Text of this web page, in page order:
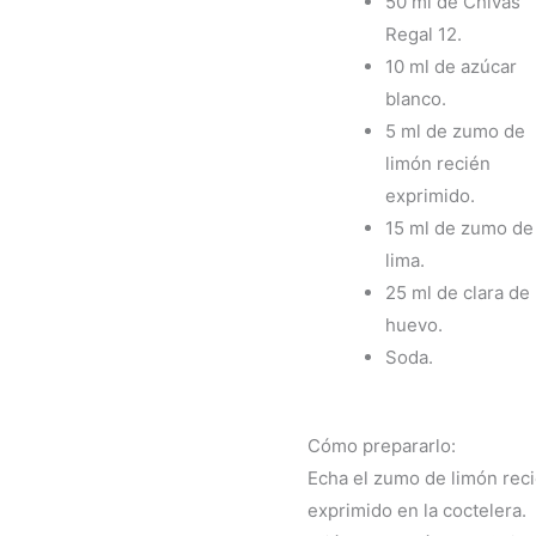
Regal 12.
10 ml de azúcar
blanco.
5 ml de zumo de
limón recién
exprimido.
15 ml de zumo de
lima.
25 ml de clara de
huevo.
Soda.
Cómo prepararlo:
Echa el zumo de limón
exprimido en la coctelera.